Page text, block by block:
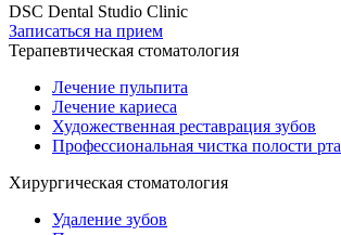
DSC Dental Studio Clinic
Записаться на прием
Терапевтическая стоматология
Лечение пульпита
Лечение кариеса
Художественная реставрация зубов
Профессиональная чистка полости рта
Хирургическая стоматология
Удаление зубов